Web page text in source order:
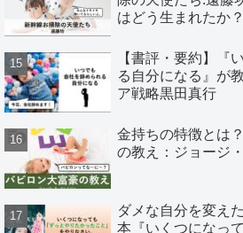
はどう生まれたか？
【書評・要約】『
る自分になる』が
ア戦略黒田真行
金持ちの特徴とは
の教え：ジョージ
ダメな自分を変え
本『いくつになっ